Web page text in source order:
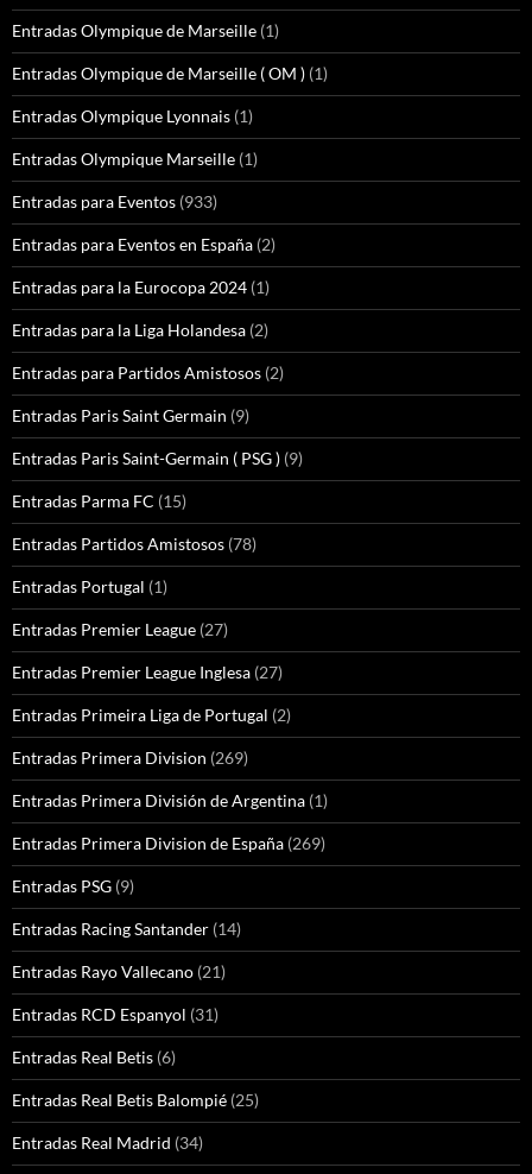
Entradas Olympique de Marseille (1)
Entradas Olympique de Marseille ( OM ) (1)
Entradas Olympique Lyonnais (1)
Entradas Olympique Marseille (1)
Entradas para Eventos (933)
Entradas para Eventos en España (2)
Entradas para la Eurocopa 2024 (1)
Entradas para la Liga Holandesa (2)
Entradas para Partidos Amistosos (2)
Entradas Paris Saint Germain (9)
Entradas Paris Saint-Germain ( PSG ) (9)
Entradas Parma FC (15)
Entradas Partidos Amistosos (78)
Entradas Portugal (1)
Entradas Premier League (27)
Entradas Premier League Inglesa (27)
Entradas Primeira Liga de Portugal (2)
Entradas Primera Division (269)
Entradas Primera División de Argentina (1)
Entradas Primera Division de España (269)
Entradas PSG (9)
Entradas Racing Santander (14)
Entradas Rayo Vallecano (21)
Entradas RCD Espanyol (31)
Entradas Real Betis (6)
Entradas Real Betis Balompié (25)
Entradas Real Madrid (34)